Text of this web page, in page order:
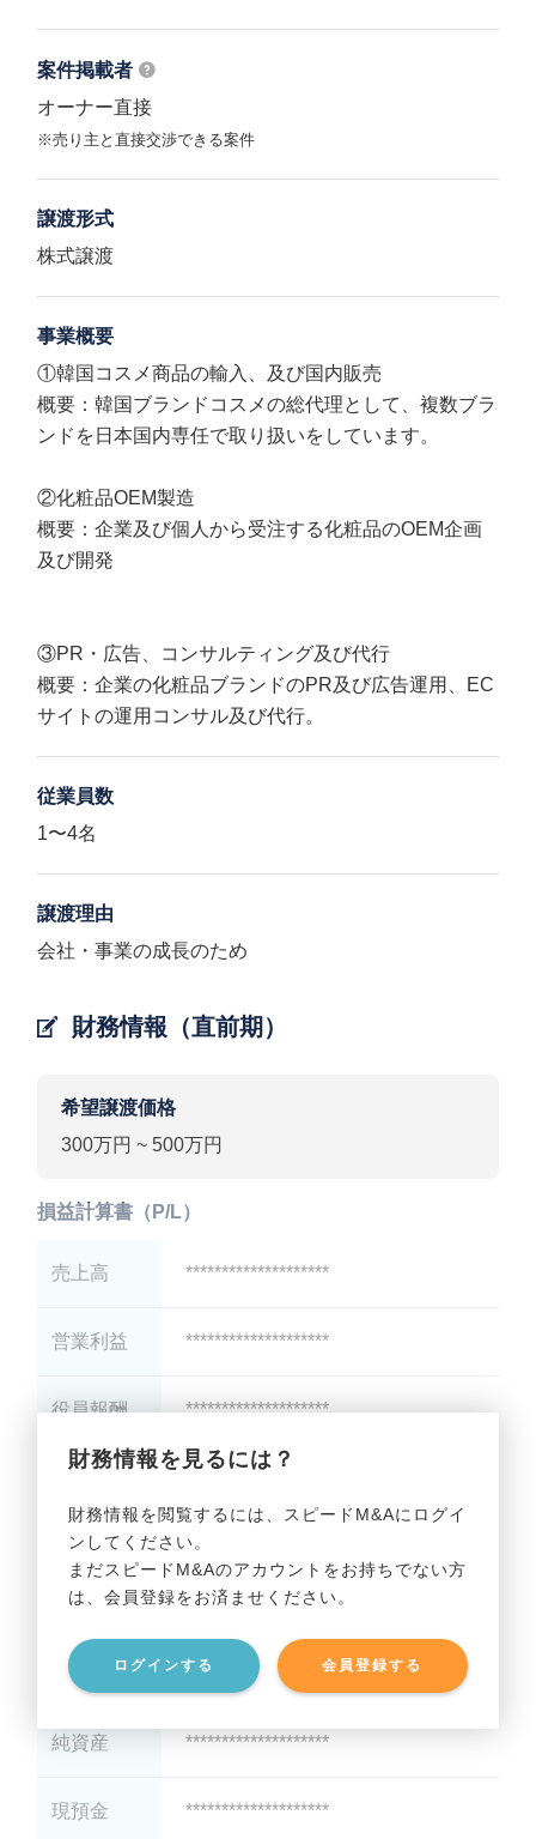
案件掲載者
オーナー直接
※売り主と直接交渉できる案件
譲渡形式
株式譲渡
事業概要
①韓国コスメ商品の輸入、及び国内販売
概要：韓国ブランドコスメの総代理として、複数ブラ
ンドを日本国内専任で取り扱いをしています。
②化粧品OEM製造
概要：企業及び個人から受注する化粧品のOEM企画
及び開発
③PR・広告、コンサルティング及び代行
概要：企業の化粧品ブランドのPR及び広告運用、EC
サイトの運用コンサル及び代行。
従業員数
1〜4名
譲渡理由
会社・事業の成長のため
財務情報（直前期）
希望譲渡価格
300万円 ~ 500万円
財務情報を見るには？
財務情報を閲覧するには、スピードM&Aにログイ
ンしてください。
まだスピードM&Aのアカウントをお持ちでない方
は、会員登録をお済ませください。
ログインする 会員登録する
損益計算書（P/L）
売上高 ********************
営業利益 ********************
役員報酬 ********************
貸借対照表（B/S）
総資産 ********************
有利子負債 ********************
純資産 ********************
現預金 ********************